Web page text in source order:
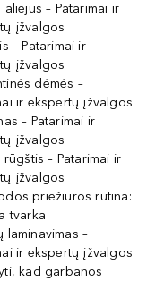
aliejus – Patarimai ir
įžvalgos
– Patarimai ir
įžvalgos
dėmės –
ir ekspertų įžvalgos
– Patarimai ir
įžvalgos
rūgštis – Patarimai ir
įžvalgos
priežiūros rutina:
tvarka
laminavimas –
ir ekspertų įžvalgos
kad garbanos